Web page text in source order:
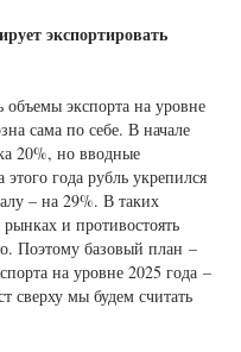
экспортировать
объемы экспорта на уровне
сама по себе. В начале
20%, но вводные
года рубль укрепился
– на 29%. В таких
и противостоять
Поэтому базовый план –
на уровне 2025 года –
сверху мы будем считать